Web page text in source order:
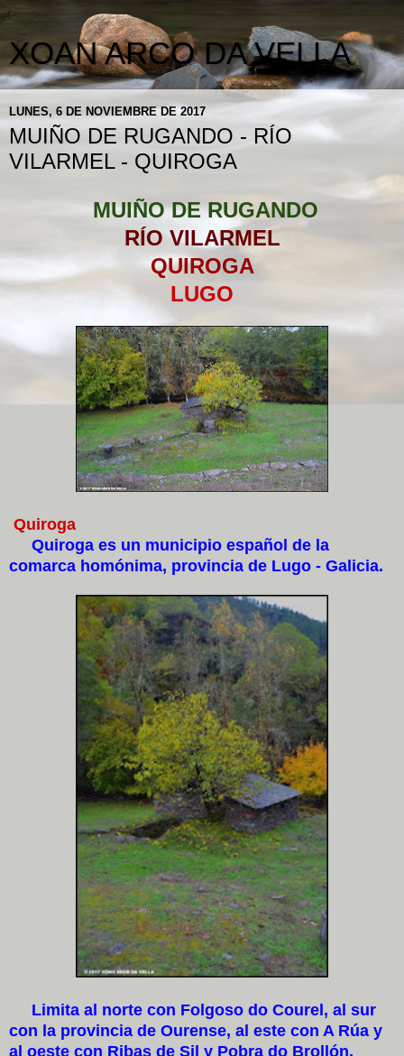
XOAN ARCO DA VELLA
LUNES, 6 DE NOVIEMBRE DE 2017
MUIÑO DE RUGANDO - RÍO
VILARMEL - QUIROGA
MUIÑO DE RUGANDO
RÍO VILARMEL
QUIROGA
LUGO
Quiroga
Quiroga es un municipio español de la
comarca homónima, provincia de Lugo - Galicia.
Limita al norte con Folgoso do Courel, al sur
con la provincia de Ourense, al este con A Rúa y
al oeste con Ribas de Sil y Pobra do Brollón.